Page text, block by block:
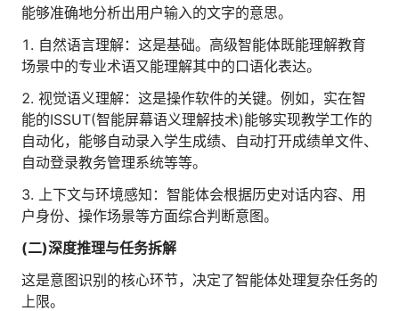
能够准确地分析出用户输入的文字的意思。
1. 自然语言理解：这是基础。高级智能体既能理解教育
场景中的专业术语又能理解其中的口语化表达。
2. 视觉语义理解：这是操作软件的关键。例如，实在智
能的ISSUT(智能屏幕语义理解技术)能够实现教学工作的
自动化，能够自动录入学生成绩、自动打开成绩单文件、
自动登录教务管理系统等等。
3. 上下文与环境感知：智能体会根据历史对话内容、用
户身份、操作场景等方面综合判断意图。
(二)深度推理与任务拆解
这是意图识别的核心环节，决定了智能体处理复杂任务的
上限。